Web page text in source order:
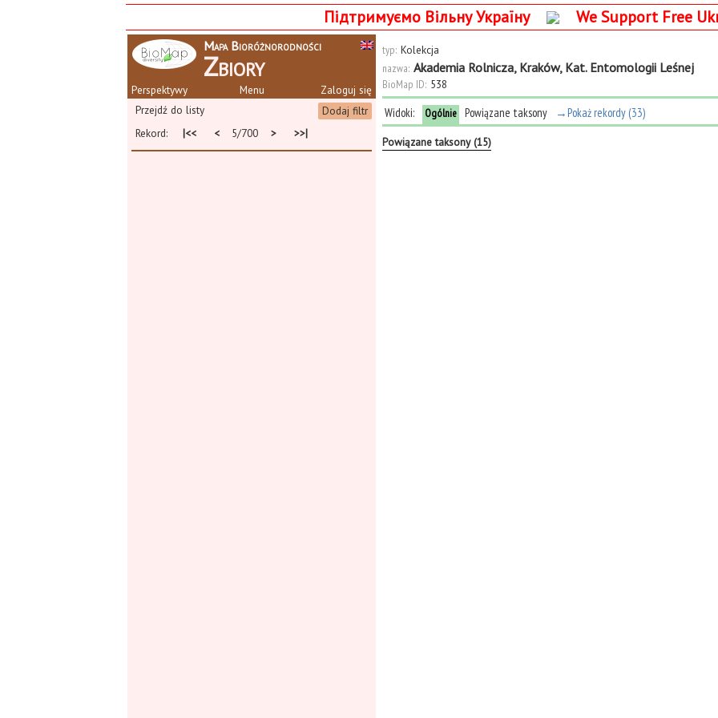
Підтримуємо Вільну Україну We Support Free
Mapa Bioróżnorodności
Zbiory
Perspektywy Zaloguj się
Menu
Dodaj filtr
Przejdź do listy
Rekord:
|<< < 5/700 > >>|
typ: Kolekcja
nazwa: Akademia Rolnicza, Kraków, Kat. Entomologii Leśnej
BioMap ID: 538
Widoki: Ogólnie Powiązane taksony →Pokaż rekordy (33)
Powiązane taksony (15)